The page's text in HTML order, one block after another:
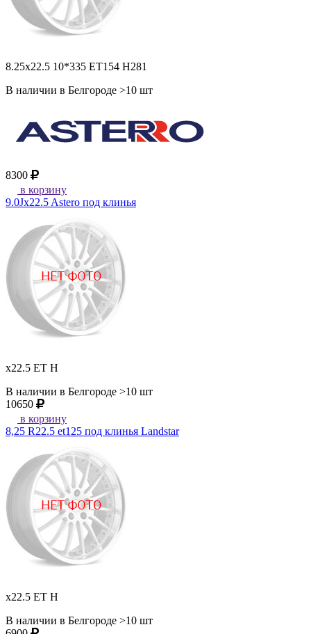
8.25x22.5 10*335 ET154 H281
В наличии в Белгороде >10 шт
8300
в корзину
9.0Jx22.5 Astero под клинья
x22.5 ET H
В наличии в Белгороде >10 шт
10650
в корзину
8,25 R22.5 et125 под клинья Landstar
x22.5 ET H
В наличии в Белгороде >10 шт